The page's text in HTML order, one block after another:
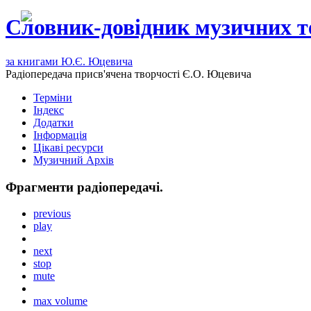
Словник-довідник музичних
за книгами Ю.Є. Юцевича
Радіопередача присв'ячена творчості Є.О. Юцевича
Терміни
Індекс
Додатки
Інформація
Цікаві ресурси
Музичний Архів
Фрагменти радіопередачі.
previous
play
next
stop
mute
max volume